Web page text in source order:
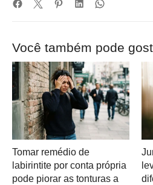
Você também pode
Tomar remédio de
labirintite por conta própria
pode piorar as tonturas a